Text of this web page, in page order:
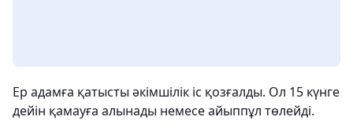
Ер адамға қатысты әкімшілік іс қозғалды. Ол 15 күнге
дейін қамауға алынады немесе айыппұл төлейді.